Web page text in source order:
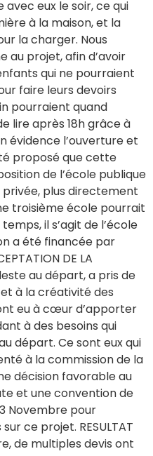
eux le soir, ce qui
à la maison, et la
la charger. Nous
au projet, afin d’avoir
qui ne pourraient
faire leurs devoirs
pourraient quand
lire après 18h grâce à
évidence l’ouverture et
proposé que cette
de l’école publique
privée, plus directement
troisième école pourrait
il s’agit de l’école
a été financée par
DE LA
au départ, a pris de
à la créativité des
eu à cœur d’apporter
à des besoins qui
départ. Ce sont eux qui
à la commission de la
décision favorable au
et une convention de
Novembre pour
ce projet. RESULTAT
de multiples devis ont